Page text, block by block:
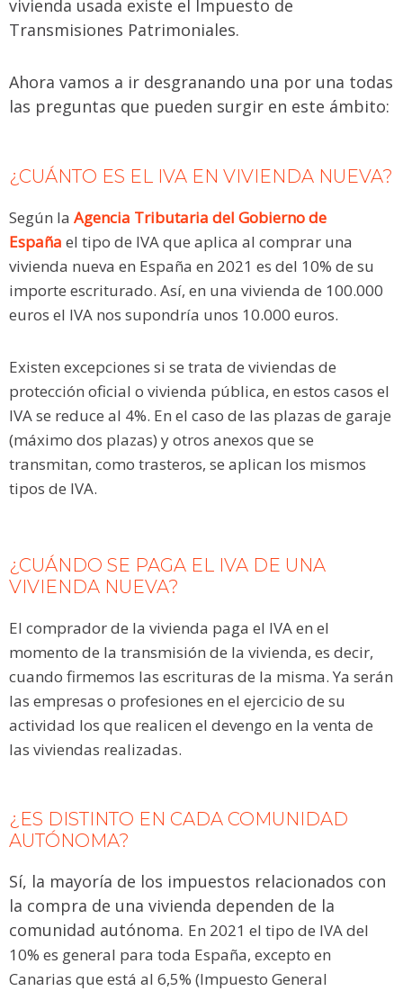
vivienda usada existe el Impuesto de
Transmisiones Patrimoniales.
Ahora vamos a ir desgranando una por una todas
las preguntas que pueden surgir en este ámbito:
¿CUÁNTO ES EL IVA EN VIVIENDA NUEVA?
Según la Agencia Tributaria del Gobierno de
España el tipo de IVAque aplica al comprar una
vivienda nueva en España en 2021 es del 10% de su
importe escriturado. Así, en una vivienda de 100.000
euros el IVA nos supondría unos 10.000 euros.
Existen excepciones si se trata de viviendas de
protección oficial o vivienda pública, en estos casos el
IVA se reduce al 4%. En el caso de las plazas de garaje
(máximo dos plazas) y otros anexos que se
transmitan, como trasteros, se aplican los mismos
tipos de IVA.
¿CUÁNDO SE PAGA EL IVA DE UNA
VIVIENDA NUEVA?
El comprador de la vivienda paga el IVA en el
momento de la transmisión de la vivienda, es decir,
cuando firmemos las escrituras de la misma. Ya serán
las empresas o profesiones en el ejercicio de su
actividad los que realicen el devengo en la venta de
las viviendas realizadas.
¿ES DISTINTO EN CADA COMUNIDAD
AUTÓNOMA?
Sí, la mayoría de los impuestos relacionados con
la compra de una vivienda dependen de la
comunidad autónoma. En 2021 el tipo de IVA del
10% es general para toda España, excepto en
Canarias que está al 6,5% (Impuesto General